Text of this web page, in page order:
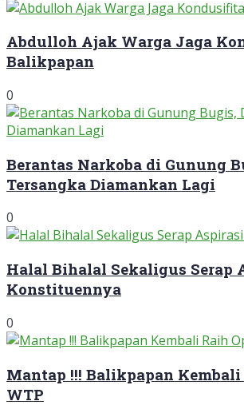
Abdulloh Ajak Warga Jaga
Balikpapan
0
Berantas Narkoba di Gunung
Tersangka Diamankan Lagi
0
Halal Bihalal Sekaligus Serap
Konstituennya
0
Mantap !!! Balikpapan
WTP